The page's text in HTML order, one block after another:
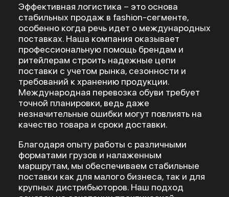
Эффективная логистика – это основа
стабильных продаж в fashion-сегменте,
особенно когда речь идет о международных
поставках. Наша компания оказывает
профессиональную помощь брендам и
ритейлерам строить надежные цепи
поставки с учетом рынка, сезонности и
требований к хранению продукции.
Международная перевозка обуви требует
точной планировки, ведь даже
незначительные ошибки могут повлиять на
качество товара и сроки доставки.
Благодаря опыту работы с различными
форматами грузов и налаженным
маршрутам, мы обеспечиваем стабильные
поставки как для малого бизнеса, так и для
крупных дистрибьюторов. Наш подход